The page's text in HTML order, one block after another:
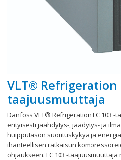
VLT® Refrigeration
taajuusmuuttaja
Danfoss VLT® Refrigeration FC 103
erityisesti jäähdytys-, jäädytys- ja
huipputason suorituskykyä ja
ihanteellisen ratkaisun
ohjaukseen. FC 103 -